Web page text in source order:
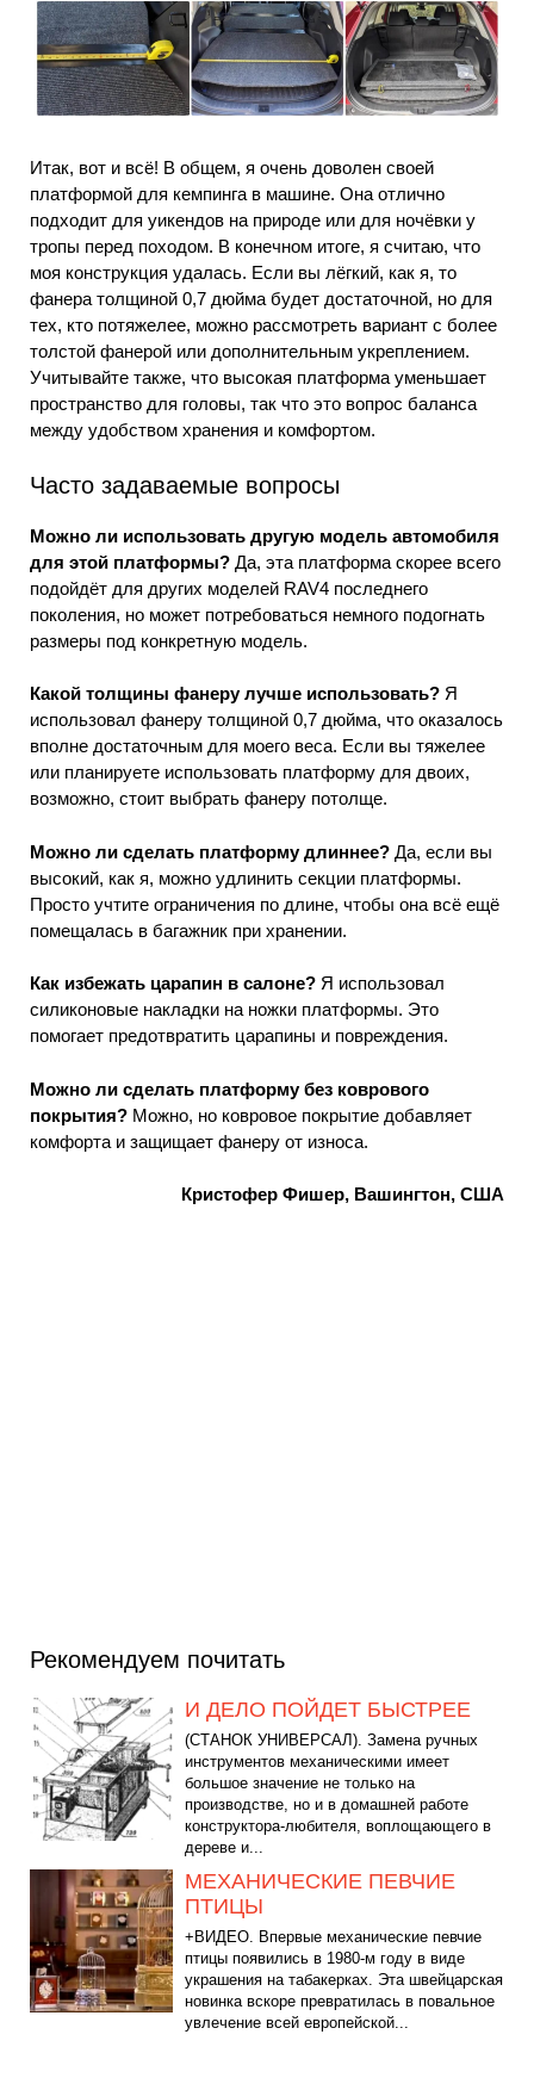
Итак, вот и всё! В общем, я очень доволен своей
платформой для кемпинга в машине. Она отлично
подходит для уикендов на природе или для ночёвки у
тропы перед походом. В конечном итоге, я считаю, что
моя конструкция удалась. Если вы лёгкий, как я, то
фанера толщиной 0,7 дюйма будет достаточной, но для
тех, кто потяжелее, можно рассмотреть вариант с более
толстой фанерой или дополнительным укреплением.
Учитывайте также, что высокая платформа уменьшает
пространство для головы, так что это вопрос баланса
между удобством хранения и комфортом.
Часто задаваемые вопросы
Можно ли использовать другую модель автомобиля
для этой платформы? Да, эта платформа скорее всего
подойдёт для других моделей RAV4 последнего
поколения, но может потребоваться немного подогнать
размеры под конкретную модель.
Какой толщины фанеру лучше использовать? Я
использовал фанеру толщиной 0,7 дюйма, что оказалось
вполне достаточным для моего веса. Если вы тяжелее
или планируете использовать платформу для двоих,
возможно, стоит выбрать фанеру потолще.
Можно ли сделать платформу длиннее? Да, если вы
высокий, как я, можно удлинить секции платформы.
Просто учтите ограничения по длине, чтобы она всё ещё
помещалась в багажник при хранении.
Как избежать царапин в салоне? Я использовал
силиконовые накладки на ножки платформы. Это
помогает предотвратить царапины и повреждения.
Можно ли сделать платформу без коврового
покрытия? Можно, но ковровое покрытие добавляет
комфорта и защищает фанеру от износа.
Кристофер Фишер, Вашингтон, США
Рекомендуем почитать
И ДЕЛО ПОЙДЕТ БЫСТРЕЕ
(СТАНОК УНИВЕРСАЛ). Замена ручных
инструментов механическими имеет
большое значение не только на
производстве, но и в домашней работе
конструктора-любителя, воплощающего в
дереве и...
МЕХАНИЧЕСКИЕ ПЕВЧИЕ
ПТИЦЫ
+ВИДЕО. Впервые механические певчие
птицы появились в 1980-м году в виде
украшения на табакерках. Эта швейцарская
новинка вскоре превратилась в повальное
увлечение всей европейской...